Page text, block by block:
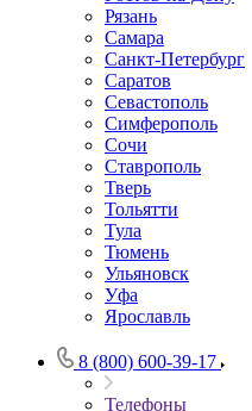
Рязань
Самара
Санкт-Петербург
Саратов
Севастополь
Симферополь
Сочи
Ставрополь
Тверь
Тольятти
Тула
Тюмень
Ульяновск
Уфа
Ярославль
8 (800) 600-39-17
Телефоны